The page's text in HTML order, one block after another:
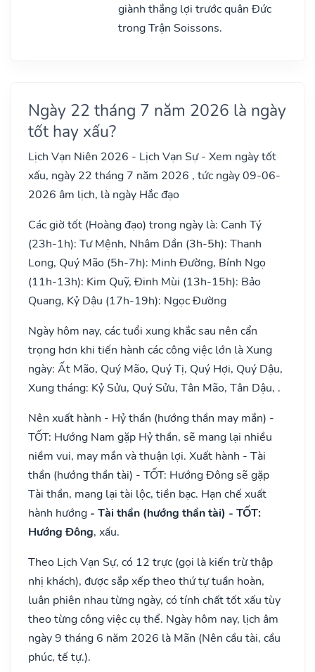
giành thắng lợi trước quân Đức
trong Trận Soissons.
Ngày 22 tháng 7 năm 2026 là ngày
tốt hay xấu?
Lịch Vạn Niên 2026 - Lịch Vạn Sự - Xem ngày tốt
xấu, ngày 22 tháng 7 năm 2026 , tức ngày 09-06-
2026 âm lịch, là ngày Hắc đạo
Các giờ tốt (Hoàng đạo) trong ngày là: Canh Tý
(23h-1h): Tư Mệnh, Nhâm Dần (3h-5h): Thanh
Long, Quý Mão (5h-7h): Minh Đường, Bính Ngọ
(11h-13h): Kim Quỹ, Đinh Mùi (13h-15h): Bảo
Quang, Kỷ Dậu (17h-19h): Ngọc Đường
Ngày hôm nay, các tuổi xung khắc sau nên cẩn
trọng hơn khi tiến hành các công việc lớn là Xung
ngày: Ất Mão, Quý Mão, Quý Tị, Quý Hợi, Quý Dậu,
Xung tháng: Kỷ Sửu, Quý Sửu, Tân Mão, Tân Dậu, .
Nên xuất hành - Hỷ thần (hướng thần may mắn) -
TỐT: Hướng Nam gặp Hỷ thần, sẽ mang lại nhiều
niềm vui, may mắn và thuận lợi. Xuất hành - Tài
thần (hướng thần tài) - TỐT: Hướng Đông sẽ gặp
Tài thần, mang lại tài lộc, tiền bạc. Hạn chế xuất
hành hướng - Tài thần (hướng thần tài) - TỐT:
Hướng Đông, xấu.
Theo Lịch Vạn Sự, có 12 trực (gọi là kiến trừ thập
nhị khách), được sắp xếp theo thứ tự tuần hoàn,
luân phiên nhau từng ngày, có tính chất tốt xấu tùy
theo từng công việc cụ thể. Ngày hôm nay, lịch âm
ngày 9 tháng 6 năm 2026 là Mãn (Nên cầu tài, cầu
phúc, tế tự.).